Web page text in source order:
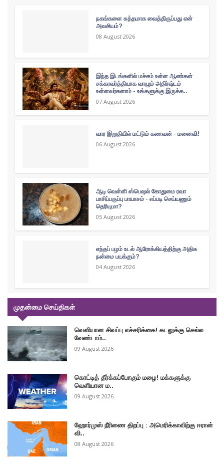
நகங்களை சுத்தமாக வைத்திருப்பது ஏன்
அவசியம்?
08 August 2026
இந்த இடங்களில் மச்சம் உள்ள ஆண்கள்
சக்கரவர்த்தியாக வாழும் அதிர்ஷ்டம்
உள்ளவர்களாம் - உங்களுக்கு இருக்க..
07 August 2026
வார இறுதியில் மட்டும் கணவன் - மனைவி!
06 August 2026
ஆடி வெள்ளி ஸ்பெஷல் கோதுமை ரவா
பாசிப்பருப்பு பாயாசம் - எப்படி செய்யணும்
தெரியுமா?
05 August 2026
எந்தப் பழம் உடல் ஆரோக்கியத்திற்கு அதிக
நன்மை பயக்கும்?
04 August 2026
முதன்மை செய்திகள்
வௌியான சிவப்பு எச்சரிக்கை! கடலுக்கு செல்ல
வேண்டாம்..
09 August 2026
கொட்டித் தீர்க்கப்போகும் மழை! மக்களுக்கு
வெளியான ம..
09 August 2026
ஹோர்முஸ் நீரிணை திறப்பு : அமெரிக்காவிற்கு ஈரான்
வி..
08 August 2026